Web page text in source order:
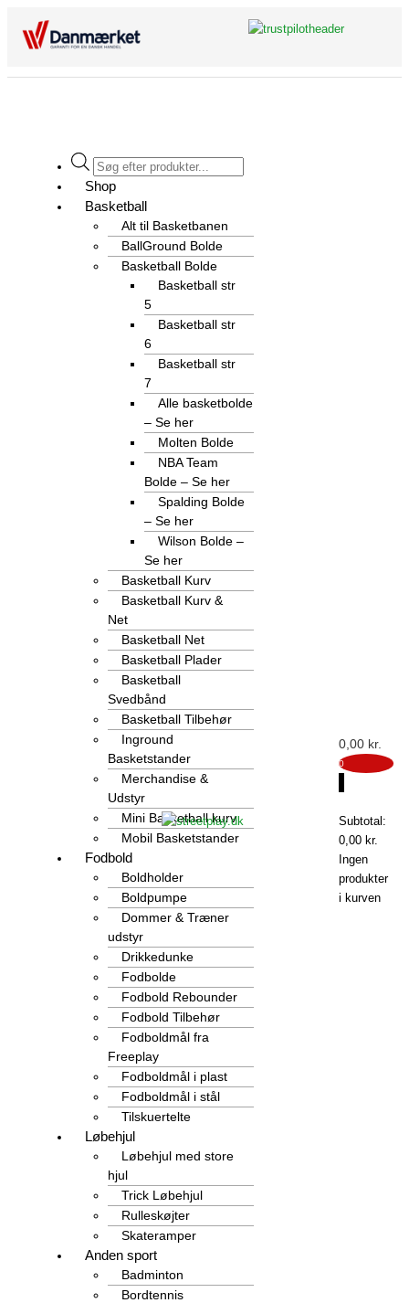
indholdet
Shop
Basketball
Alt til Basketbanen
BallGround Bolde
Basketball Bolde
Basketball str
5
Basketball str
6
Basketball str
7
Alle basketbolde
– Se her
Molten Bolde
NBA Team
Bolde – Se her
Spalding Bolde
– Se her
Wilson Bolde –
Se her
Basketball Kurv
Basketball Kurv &
Net
Basketball Net
Basketball Plader
Basketball
Svedbånd
Basketball Tilbehør
Inground
Basketstander
Merchandise &
Udstyr
Mini Basketball kurv
Mobil Basketstander
Fodbold
Boldholder
Boldpumpe
Dommer & Træner
udstyr
Drikkedunke
Fodbolde
Fodbold Rebounder
Fodbold Tilbehør
Fodboldmål fra
Freeplay
Fodboldmål i plast
Fodboldmål i stål
Tilskuertelte
Løbehjul
Løbehjul med store
hjul
Trick Løbehjul
Rulleskøjter
Skateramper
Anden sport
Badminton
Bordtennis
0,00 kr.
0
Subtotal:
0,00 kr.
Ingen
produkter
i kurven